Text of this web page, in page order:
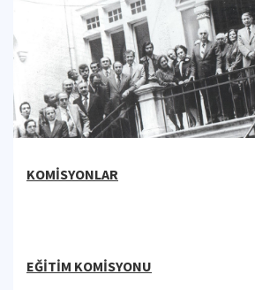
KOMİSYONLAR
EĞİTİM KOMİSYONU